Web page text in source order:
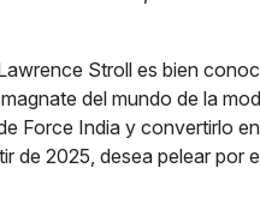
Stroll es bien
del mundo de la
Force India y convertirlo
de 2025, desea pelear por